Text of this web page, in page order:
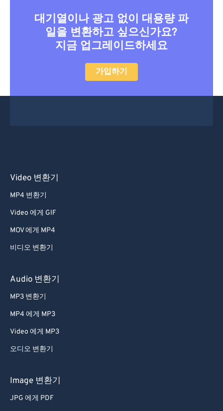
대기열이나 광고 없이 대용량 파
일을 변환하고 싶으신가요?
지금 업그레이드하세요
가입하기
Video 변환기
MP4 변환기
Video 에게 GIF
MOV 에게 MP4
비디오 변환기
Audio 변환기
MP3 변환기
MP4 에게 MP3
Video 에게 MP3
오디오 변환기
Image 변환기
JPG 에게 PDF